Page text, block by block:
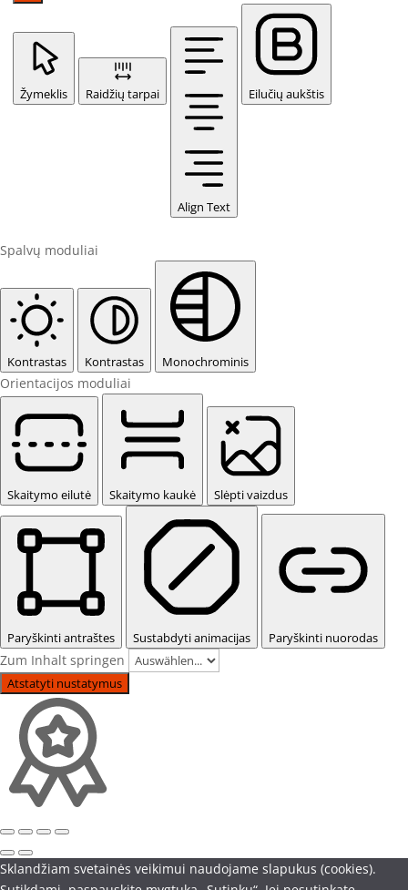
Žymeklis Raidžių tarpai
Align Text
Eilučių aukštis
Spalvų moduliai
Kontrastas Kontrastas Monochrominis
Orientacijos moduliai
Skaitymo eilutė Skaitymo kaukė Slėpti vaizdus
Paryškinti antraštes Sustabdyti animacijas Paryškinti nuorodas
Zum Inhalt springen
Atstatyti nustatymus
Sklandžiam svetainės veikimui naudojame slapukus (cookies).